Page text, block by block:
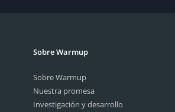
Sobre Warmup
Sobre Warmup
Nuestra promesa
Investigación y desarrollo